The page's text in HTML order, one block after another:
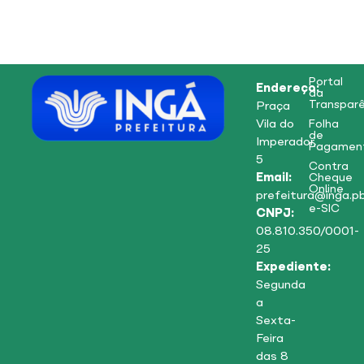
Endereço:
Praça
Vila do
Imperador,
5
Email:
CNPJ:
08.810.350/0001-
25
Expediente:
Segunda
a
Sexta-
Feira
das 8
Portal
da
Folha
de
Contra
Cheque
Online
e-SIC